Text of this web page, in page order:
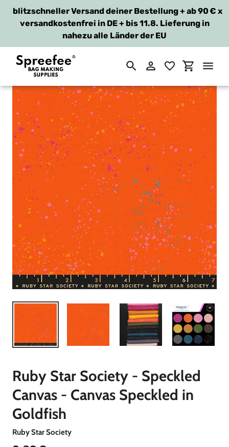
zum
Inhalt
blitzschneller Versand deiner Bestellung + ab 90 €
versandkostenfrei in DE + bis 11.8. Lieferung in
nahezu alle Länder der EU
x
SuchenEinloggen
Ruby Star Society - Speckled
Canvas - Canvas Speckled in
Goldfish
Ruby Star Society